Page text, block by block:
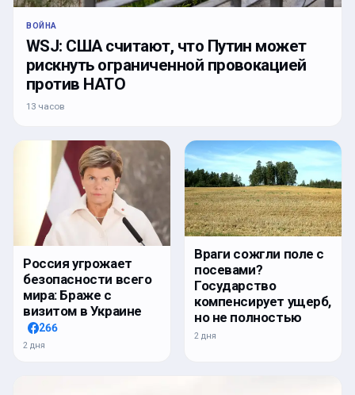
ВОЙНА
WSJ: США считают, что Путин может
рискнуть ограниченной провокацией
против НАТО
13 часов
Россия угрожает
безопасности всего
мира: Браже с
визитом в Украине
266
2 дня
Враги сожгли поле с
посевами?
Государство
компенсирует ущерб,
но не полностью
2 дня